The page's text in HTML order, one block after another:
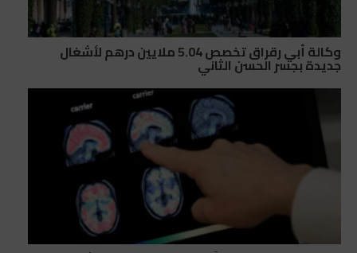
وكالة أبي رقراق تخصص 5.04 ملايين درهم لأشغال
جديدة بجسر الحسن الثاني